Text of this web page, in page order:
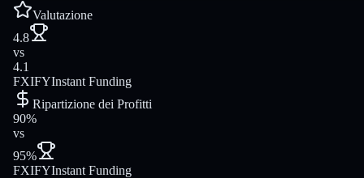
Valutazione
4.8
vs
4.1
FXIFYInstant Funding
Ripartizione dei Profitti
90%
vs
95%
FXIFYInstant Funding